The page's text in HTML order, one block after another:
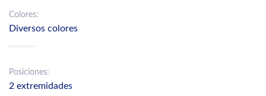
Colores:
Diversos colores
Posiciones:
2 extremidades